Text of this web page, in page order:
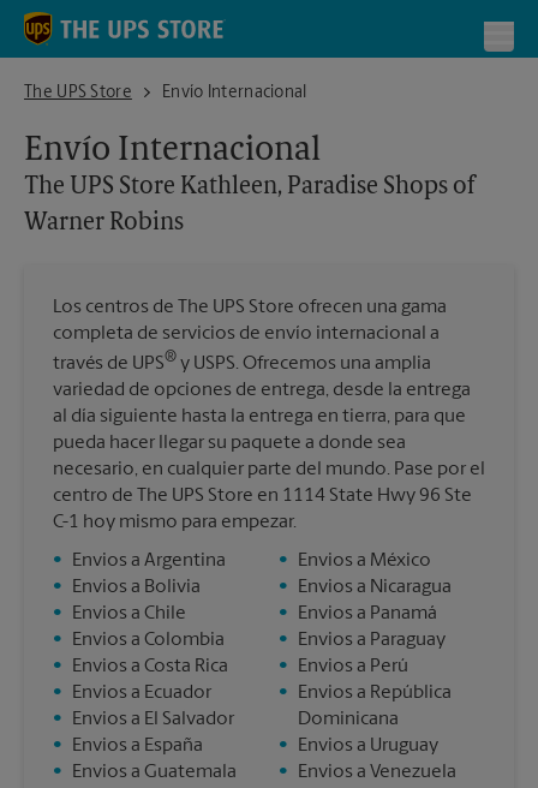
Skip to content
Return to Nav
The UPS Store
The UPS Store Kathleen, Paradise Shops of Warner Robins
Envío Internacional
Envío Internacional
The UPS Store Kathleen, Paradise Shops of
Warner Robins
Los centros de The UPS Store ofrecen una gama
completa de servicios de envío internacional a
través de UPS® y USPS. Ofrecemos una amplia
variedad de opciones de entrega, desde la entrega
al día siguiente hasta la entrega en tierra, para que
pueda hacer llegar su paquete a donde sea
necesario, en cualquier parte del mundo. Pase por el
centro de The UPS Store en 1114 State Hwy 96 Ste
C-1 hoy mismo para empezar.
•
Envios a Argentina
•
Envios a Bolivia
•
Envios a Chile
•
Envios a Colombia
•
Envios a Costa Rica
•
Envios a Ecuador
•
Envios a El Salvador
•
Envios a España
•
Envios a Guatemala
•
Envios a México
•
Envios a Nicaragua
•
Envios a Panamá
•
Envios a Paraguay
•
Envios a Perú
•
Envios a República
Dominicana
•
Envios a Uruguay
•
Envios a Venezuela